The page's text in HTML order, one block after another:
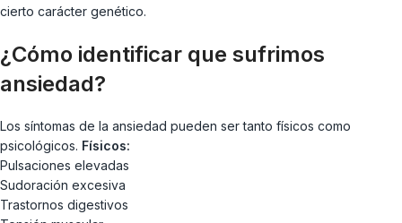
cierto carácter genético.
¿Cómo identificar que sufrimos
ansiedad?
Los síntomas de la ansiedad pueden ser tanto físicos como
psicológicos. Físicos:
Pulsaciones elevadas
Sudoración excesiva
Trastornos digestivos